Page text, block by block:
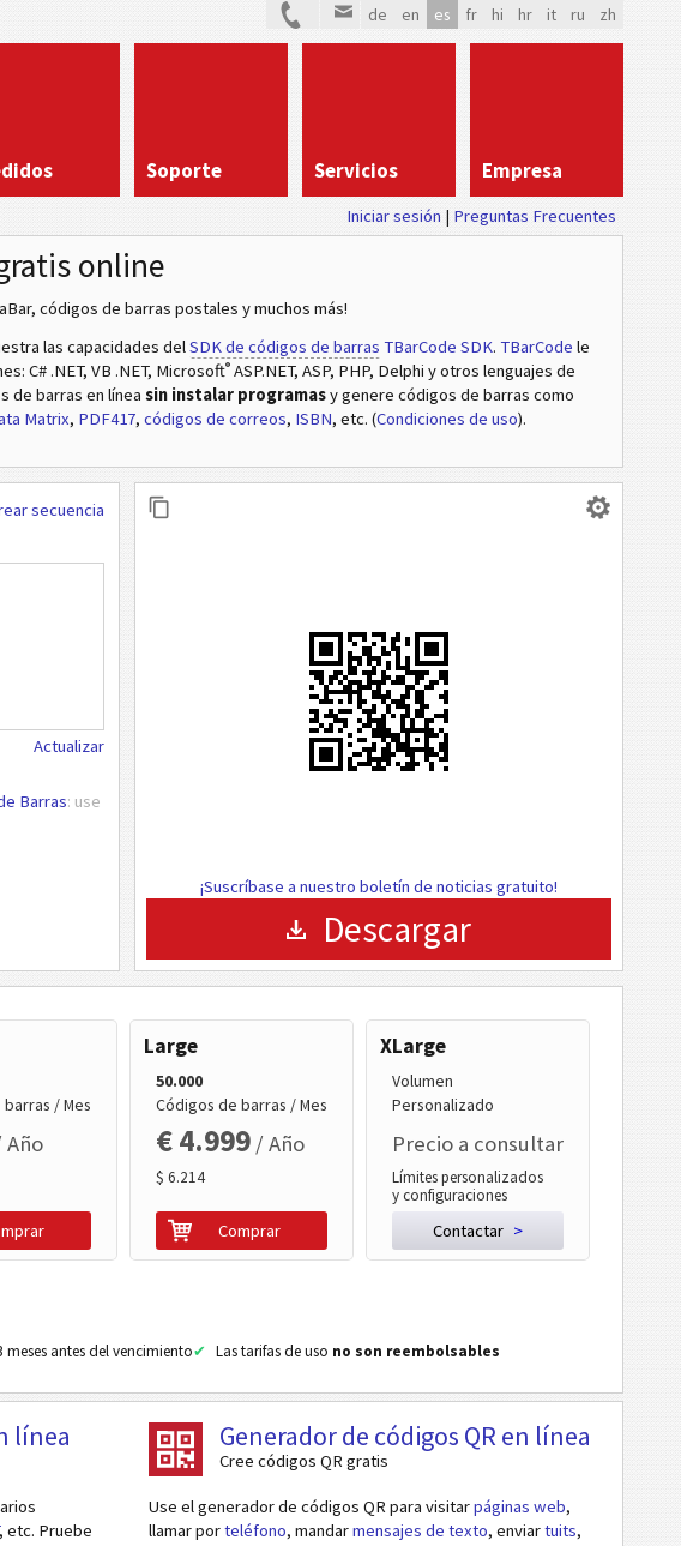
de en es fr hi hr it ru zh
Soporte Servicios Empresa
Iniciar sesión | Preguntas Frecuentes
online
códigos de barras postales y muchos más!
las capacidades delSDK de códigos de barras TBarCode SDK. TBarCode le
C# .NET, VB .NET, Microsoft® ASP.NET, ASP, PHP, Delphi y otros lenguajes de
de barras en línea sin instalar programasy genere códigos de barras como
Matrix, PDF417, códigos de correos, ISBN, etc. (Condiciones de uso).
secuencia
Barras: use
Actualizar
¡Suscríbase a nuestro boletín de noticias gratuito!
Descargar
/ Mes
Año
Large
50.000
Códigos de barras / Mes
€ 4.999 / Año
$ 6.214
Comprar
XLarge
Volumen
Personalizado
Precio a consultar
Límites personalizados
y configuraciones
Contactar >
antes del vencimiento Las tarifas de uso no son reembolsables
línea
, etc. Pruebe
Generador de códigos QR en línea
Cree códigos QR gratis
Use el generador de códigos QR para visitarpáginas web,
llamar porteléfono, mandarmensajes de texto, enviartuits,